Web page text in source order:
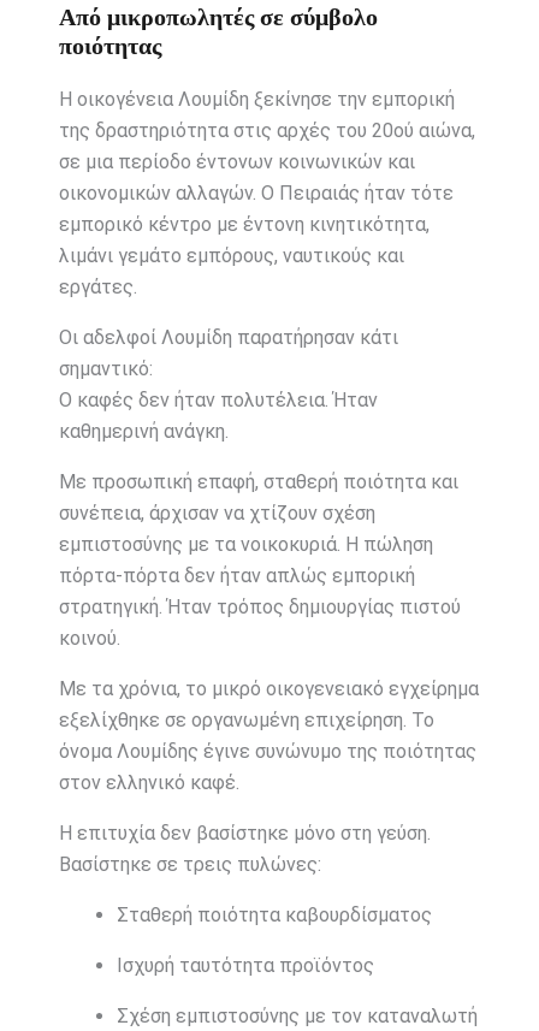
Από μικροπωλητές σε σύμβολο
ποιότητας
Η οικογένεια Λουμίδη ξεκίνησε την εμπορική
της δραστηριότητα στις αρχές του 20ού αιώνα,
σε μια περίοδο έντονων κοινωνικών και
οικονομικών αλλαγών. Ο Πειραιάς ήταν τότε
εμπορικό κέντρο με έντονη κινητικότητα,
λιμάνι γεμάτο εμπόρους, ναυτικούς και
εργάτες.
Οι αδελφοί Λουμίδη παρατήρησαν κάτι
σημαντικό:
Ο καφές δεν ήταν πολυτέλεια. Ήταν
καθημερινή ανάγκη.
Με προσωπική επαφή, σταθερή ποιότητα και
συνέπεια, άρχισαν να χτίζουν σχέση
εμπιστοσύνης με τα νοικοκυριά. Η πώληση
πόρτα-πόρτα δεν ήταν απλώς εμπορική
στρατηγική. Ήταν τρόπος δημιουργίας πιστού
κοινού.
Με τα χρόνια, το μικρό οικογενειακό εγχείρημα
εξελίχθηκε σε οργανωμένη επιχείρηση. Το
όνομα Λουμίδης έγινε συνώνυμο της ποιότητας
στον ελληνικό καφέ.
Η επιτυχία δεν βασίστηκε μόνο στη γεύση.
Βασίστηκε σε τρεις πυλώνες:
Σταθερή ποιότητα καβουρδίσματος
Ισχυρή ταυτότητα προϊόντος
Σχέση εμπιστοσύνης με τον καταναλωτή